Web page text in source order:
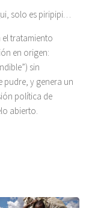
solo es piripipi…
el tratamiento
en origen:
sin
pudre, y genera un
política de
abierto.